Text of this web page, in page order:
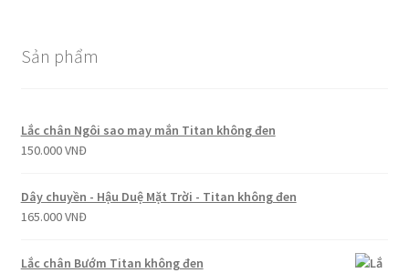
Sản phẩm
Lắc chân Ngôi sao may mắn Titan không đen
150.000VNĐ
Dây chuyền - Hậu Duệ Mặt Trời - Titan không đen
165.000VNĐ
Lắc chân Bướm Titan không đen